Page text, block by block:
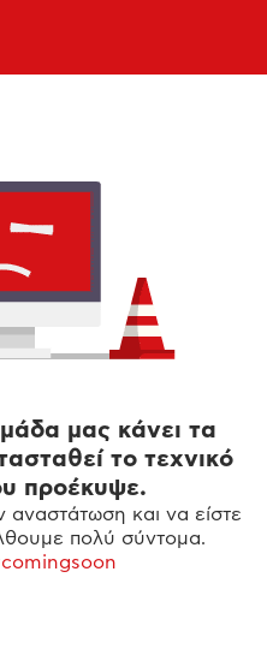
μας κάνει τα
το τεχνικό
προέκυψε.
και να είστε
πολύ σύντομα.